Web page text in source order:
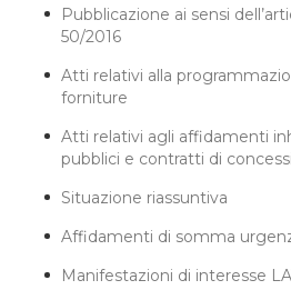
Pubblicazione ai sensi
50/2016
Atti relativi alla
forniture
Atti relativi agli affidamenti
pubblici e contratti di
Situazione riassuntiva
Affidamenti di somma
Manifestazioni di interesse